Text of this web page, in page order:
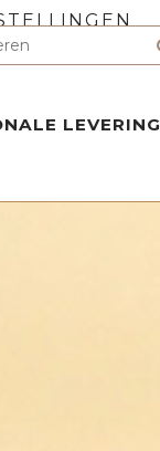
LEVERING